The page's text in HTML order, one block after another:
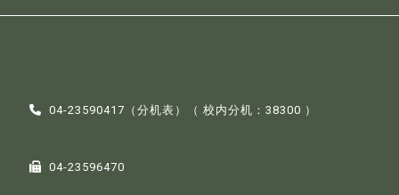
04-23590417（分机表 ）（ 校内分机：38300 ）
04-23596470